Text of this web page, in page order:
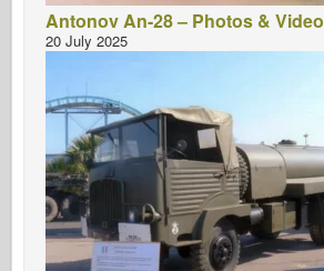
Antonov An-28 – Photos & Video
20 July 2025